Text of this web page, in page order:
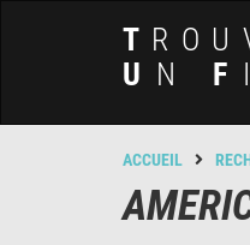
T
U N F
ACCUEIL